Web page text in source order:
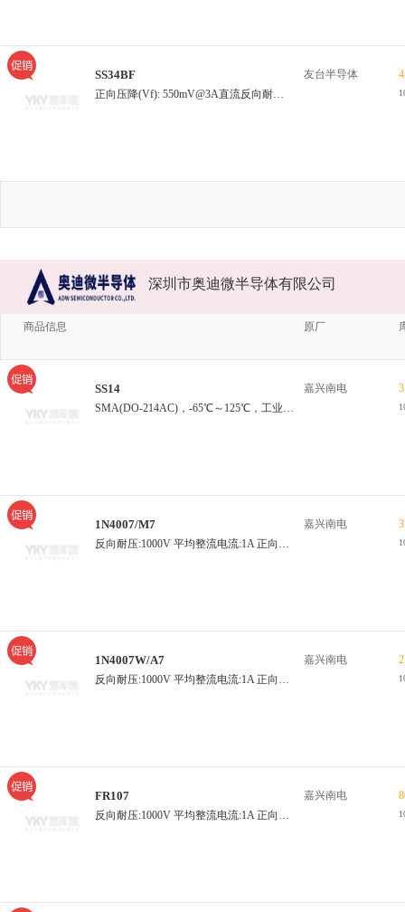
SS34BF
正向压降(Vf): 550mV@3A直流反向耐压(Vr): 40V整流电流: 3A反向电流(Ir):500uA@40V
友台半导体
深圳市奥迪微半导体有限公司
商品信息 原厂
SS14
SMA(DO-214AC)，-65℃～125℃，工业级，40A
嘉兴南电
1N4007/M7
反向耐压:1000V 平均整流电流:1A 正向压降:1.1V
嘉兴南电
1N4007W/A7
反向耐压:1000V 平均整流电流:1A 正向压降:1.0V
嘉兴南电
FR107
反向耐压:1000V 平均整流电流:1A 正向压降:1.3V 工作温度:-55℃~150℃
嘉兴南电